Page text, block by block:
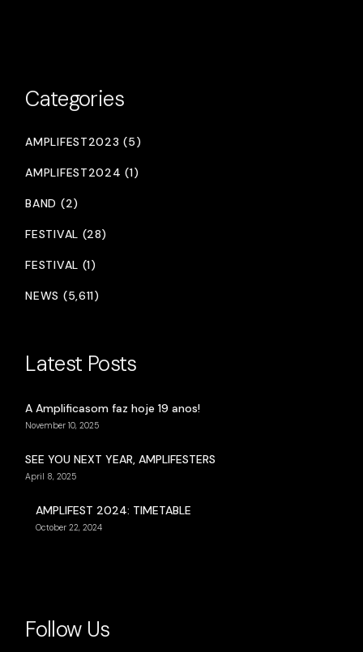
Categories
AMPLIFEST2023 (5)
AMPLIFEST2024 (1)
BAND (2)
FESTIVAL (28)
FESTIVAL (1)
NEWS (5,611)
Latest Posts
A Amplificasom faz hoje 19 anos!
November 10, 2025
SEE YOU NEXT YEAR, AMPLIFESTERS
April 8, 2025
AMPLIFEST 2024: TIMETABLE
October 22, 2024
Follow Us